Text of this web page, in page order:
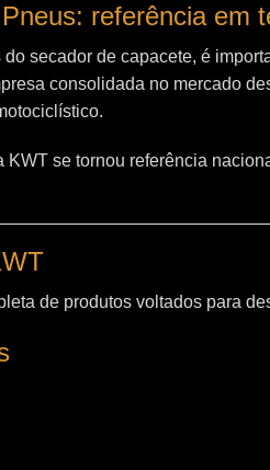
referência em
secador de capacete, é
consolidada no mercado
KWT se tornou referência
de produtos voltados para